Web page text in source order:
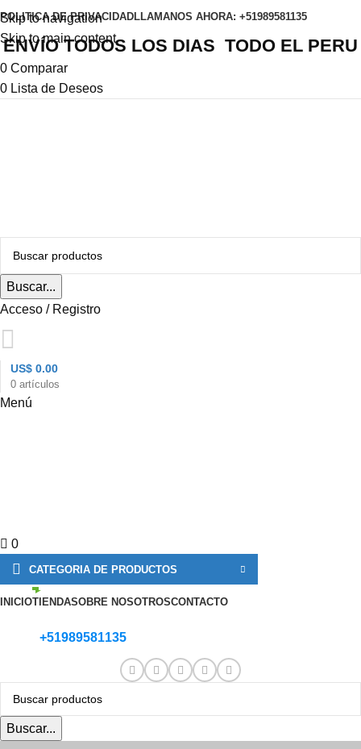
Skip to navigation
Skip to main content
POLITICA DE PRIVACIDADLLAMANOS AHORA: +51989581135
ENVÍO TODOS LOS DIAS TODO EL PERU
0 Comparar
0 Lista de Deseos
Buscar...
Acceso / Registro
0 artículos
US$ 0.00
Menú
0
CATEGORIA DE PRODUCTOS
INICIOTIENDASOBRE NOSOTROSCONTACTO
+51989581135
Buscar...